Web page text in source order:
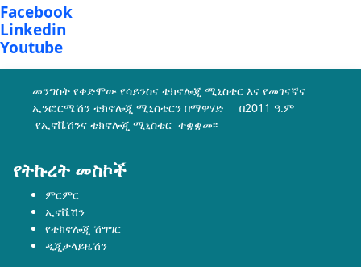
Facebook
Linkedin
Youtube
መንግስት የቀድሞው የሳይንስና ቴክኖሎጂ ሚኒስቴር እና የመገናኛና
ኢንፎርሜሽን ቴክኖሎጂ ሚኒስቴርን በማዋሃድ በ2011 ዓ.ም
የኢኖቬሽንና ቴክኖሎጂ ሚኒስቴር ተቋቋመ፡፡
የትኩረት መስኮች
ምርምር
ኢኖቬሽን
የቴክኖሎጂ ሽግግር
ዲጂታላይዜሽን